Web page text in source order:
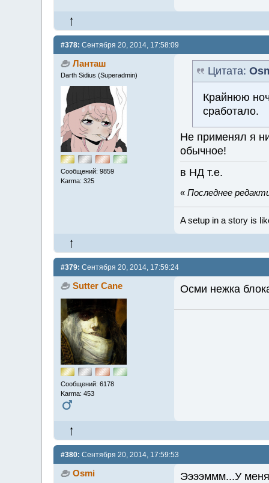
#378: Сентября 20, 2014, 17:58:09
Ланташ
Darth Sidius (Superadmin)
Сообщений: 9859
Karma: 325
Цитата:
Крайнюю
сработало.
Не применял я
обычное!
в НД т.е.
« Последнее
A setup in a story is
#379: Сентября 20, 2014, 17:59:24
Sutter Cane
Сообщений: 6178
Karma: 453
Осми нежка
#380: Сентября 20, 2014, 17:59:53
Osmi
Ээээммм...У